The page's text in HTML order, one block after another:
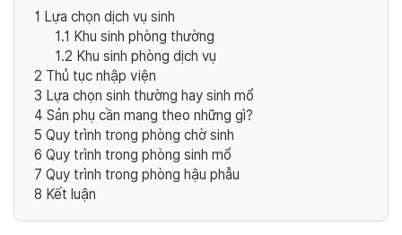
1 Lựa chọn dịch vụ sinh
1.1 Khu sinh phòng thường
1.2 Khu sinh phòng dịch vụ
2 Thủ tục nhập viện
3 Lựa chọn sinh thường hay sinh mổ
4 Sản phụ cần mang theo những gì?
5 Quy trình trong phòng chờ sinh
6 Quy trình trong phòng sinh mổ
7 Quy trình trong phòng hậu phẫu
8 Kết luận